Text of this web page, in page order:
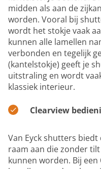
midden als aan de
worden. Vooral bij
wordt het stokje vaak
kunnen alle lamellen
verbonden en tegelijk
(kantelstokje) geeft je
uitstraling en wordt
klassiek interieur.
Clearview
Van Eyck shutters
raam aan die zonder
kunnen worden. Bij